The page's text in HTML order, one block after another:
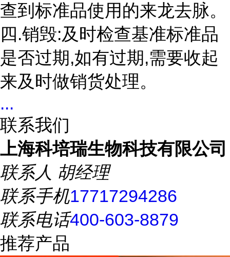
查到标准品使用的来龙去脉。
四.销毁:及时检查基准标准品
是否过期,如有过期,需要收起
来及时做销货处理。
...
联系我们
上海科培瑞生物科技有限公司
联系人 胡经理
联系手机17717294286
联系电话400-603-8879
推荐产品